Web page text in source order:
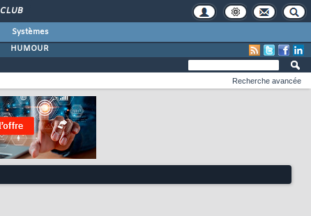
CLUB
Systèmes
HUMOUR
Recherche avancée